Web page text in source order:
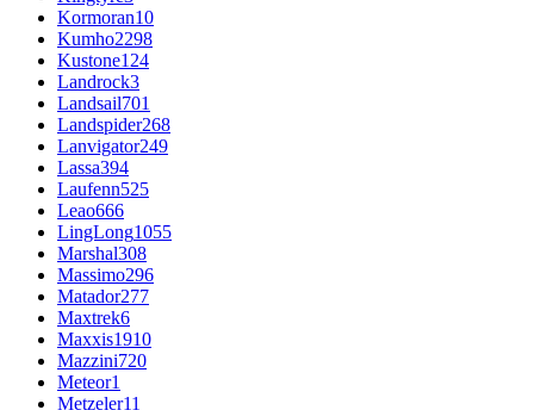
Kormoran10
Kumho2298
Kustone124
Landrock3
Landsail701
Landspider268
Lanvigator249
Lassa394
Laufenn525
Leao666
LingLong1055
Marshal308
Massimo296
Matador277
Maxtrek6
Maxxis1910
Mazzini720
Meteor1
Metzeler11